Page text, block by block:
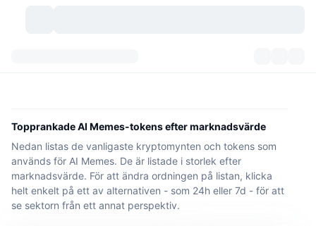
Kategorier
Historiska ögonblicksbilder
Marknadsöversikt
Spotmarknad
Signaler New
Trendar
Börser
Centraliserade börser
Community
Topprankade AI Memes-tokens efter marknadsvärde
Nedan listas de vanligaste kryptomynten och tokens som
används för AI Memes. De är listade i storlek efter
marknadsvärde. För att ändra ordningen på listan, klicka
helt enkelt på ett av alternativen - som 24h eller 7d - för att
se sektorn från ett annat perspektiv.